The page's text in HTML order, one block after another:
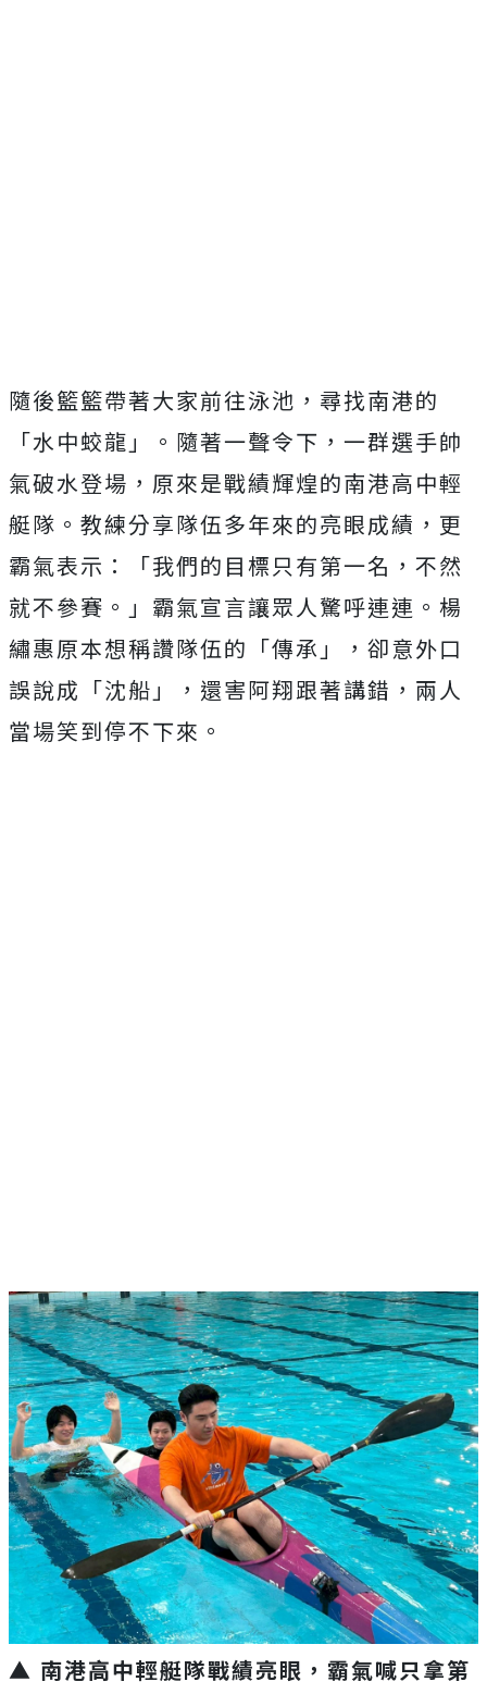
隨後籃籃帶著大家前往泳池，尋找南港的
「水中蛟龍」。隨著一聲令下，一群選手帥
氣破水登場，原來是戰績輝煌的南港高中輕
艇隊。教練分享隊伍多年來的亮眼成績，更
霸氣表示：「我們的目標只有第一名，不然
就不參賽。」霸氣宣言讓眾人驚呼連連。楊
繡惠原本想稱讚隊伍的「傳承」，卻意外口
誤說成「沈船」，還害阿翔跟著講錯，兩人
當場笑到停不下來。
▲ 南港高中輕艇隊戰績亮眼，霸氣喊只拿第